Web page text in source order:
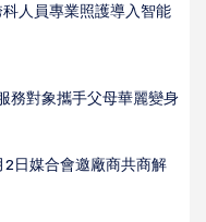
人員專業照護導入智能
務對象攜手父母華麗變身
日媒合會邀廠商共商解